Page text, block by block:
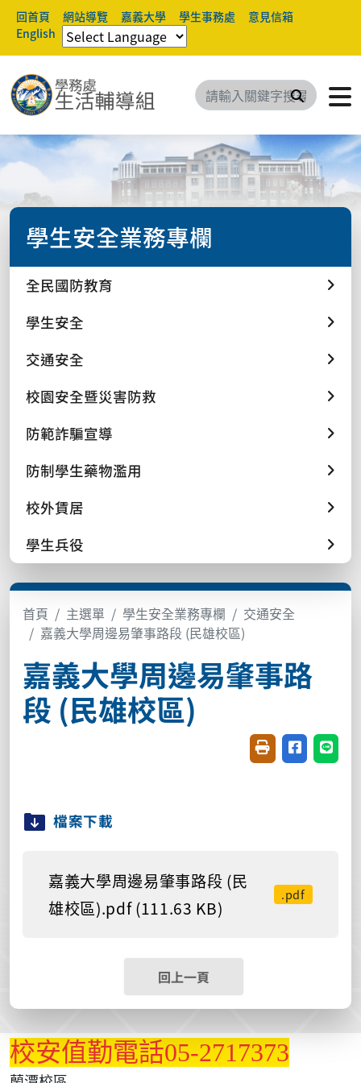
回首頁 網站導覽 嘉義大學 學生事務處
意見信箱
English
搜尋
學生安全業務專欄
全民國防教育
學生安全
交通安全
校園安全暨災害防救
防範詐騙宣導
防制學生藥物濫用
校外賃居
學生兵役
首頁 主選單 學生安全業務專欄
交通安全
嘉義大學周邊易肇事路段 (民雄校區)
嘉義大學周邊易肇事路
段 (民雄校區)
友善列印(開新視
分享至臉書
分享
檔案下載
嘉義大學周邊易肇事路段 (民
雄校區).pdf (111.63 KB)
.pdf
回上一頁
校安值勤電話05-2717373